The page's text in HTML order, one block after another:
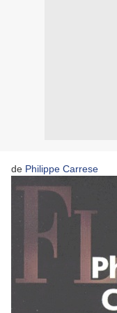
de Philippe Carrese